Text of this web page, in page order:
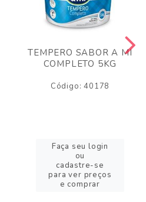
TEMPERO SABOR A MI
COMPLETO 5KG
Código: 40178
Faça seu login
ou
cadastre-se
para ver preços
e comprar